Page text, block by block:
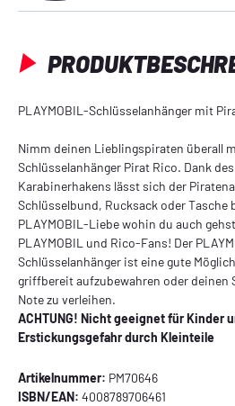
PLAYMOBIL-Schlüsselanhänger mit
Nimm deinen Lieblingspiraten überall
Schlüsselanhänger Pirat Rico. Dank
Karabinerhakens lässt sich der
Schlüsselbund, Rucksack oder Tasche
PLAYMOBIL-Liebe wohin du auch
PLAYMOBIL und Rico-Fans! Der
Schlüsselanhänger ist eine gute
griffbereit aufzubewahren oder deinen
Note zu verleihen.
ACHTUNG! Nicht geeignet für Kinder
Erstickungsgefahr durch Kleinteile
Artikelnummer: PM70646
ISBN/EAN: 4008789706461